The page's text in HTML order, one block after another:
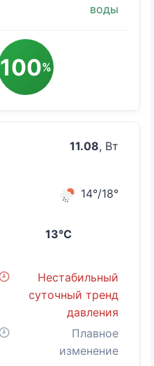
воды
100%
11.08, Вт
14°/18°
13°C
Нестабильный
суточный тренд
давления
Плавное
изменение